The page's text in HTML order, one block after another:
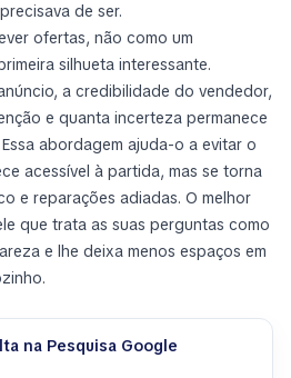
de ser.
ofertas, não como um
silhueta interessante.
a credibilidade do vendedor,
e quanta incerteza permanece
abordagem ajuda-o a evitar o
acessível à partida, mas se torna
e reparações adiadas. O melhor
que trata as suas perguntas como
e lhe deixa menos espaços em
na Pesquisa Google